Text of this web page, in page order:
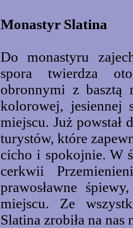
Monastyr Slatina
Do monastyru
spora twierdza
obronnymi z basztą
kolorowej, jesiennej
miejscu. Już
turystów, które
cicho i spokojnie. W
cerkwii
prawosławne
miejscu. Ze
Slatina zrobiła na